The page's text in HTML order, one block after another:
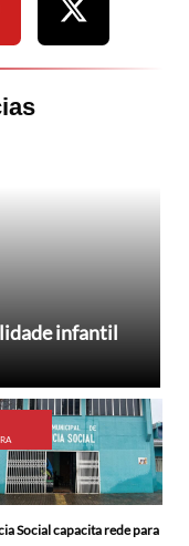
infantil
Social capacita rede para